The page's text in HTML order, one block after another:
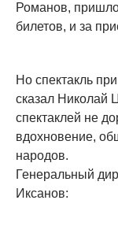
Романов,
билетов, и за
Но спектакль
сказал Николай
спектаклей не
вдохновение,
народов.
Генеральный
Иксанов: